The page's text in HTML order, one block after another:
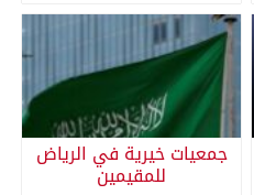
جمعيات خيرية في الرياض
للمقيمين